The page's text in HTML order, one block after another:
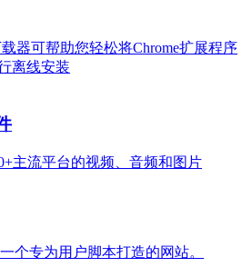
器可帮助您轻松将Chrome扩展程序
离线安装
主流平台的视频、音频和图片
个专为用户脚本打造的网站。